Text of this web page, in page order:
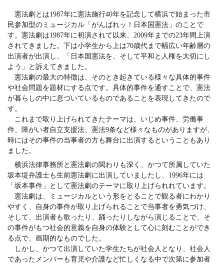
憲法劇とは1987年に憲法施行40年を記念して横浜で始まった市
民参加型のミュージカル「がんばれッ！日本国憲法」のことで
す。憲法劇は1987年に初演されて以来、2009年までの23年間上演
されてきました。下は小学生から上は70歳代まで幅広い年齢層の
出演者が出演し、「日本国憲法を、そして平和と人権を大切にし
よう」と訴えてきました。
憲法劇の最大の特徴は、そのとき起きている様々な具体的事件
や社会問題を題材にする点です。具体的事件を通すことで、憲法
が暮らしの中に息づいているものであることを表現してきたので
す。
これまで取り上げられてきたテーマは、いじめ事件、労働事
件、障がい者自立支援法、憲法9条など様々なものがありますが、
時にはその事件の当事者の方も舞台に出演するということもあり
ました。
横浜法律事務所と憲法劇の関わりも深く、かつて所属していた
坂本堤弁護士も生前憲法劇に出演していましたし、1996年には
「坂本事件」として憲法劇のテーマに取り上げられれています。
憲法劇は、ミュージカルという形をとることで観る者にわかり
やすく、自身の事件が取り上げられることで当事者を勇気づけ、
そして、出演者も歌ったり、踊ったりしながら演じることで、そ
の事件がもつ社会的意義を自身の体験として心に刻むことができ
る点で、画期的なものでした。
しかし、かつて出演していた学生たちが社会人となり、社会人
であったメンバーも育児や介護など忙しくなる中で次第に参加者